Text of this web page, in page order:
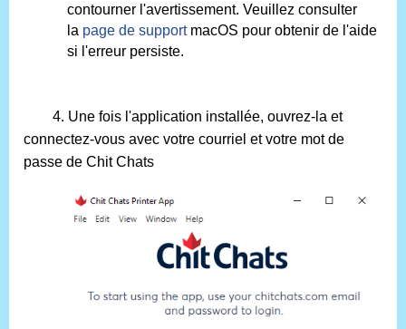
contourner l'avertissement. Veuillez consulter
la page de supportmacOS pour obtenir de l'aide
si l'erreur persiste.
4. Une fois l'application installée, ouvrez-la et
connectez-vous avec votre courriel et votre mot de
passe de Chit Chats